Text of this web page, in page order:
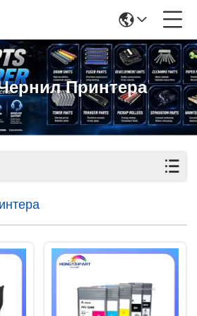
Принтера